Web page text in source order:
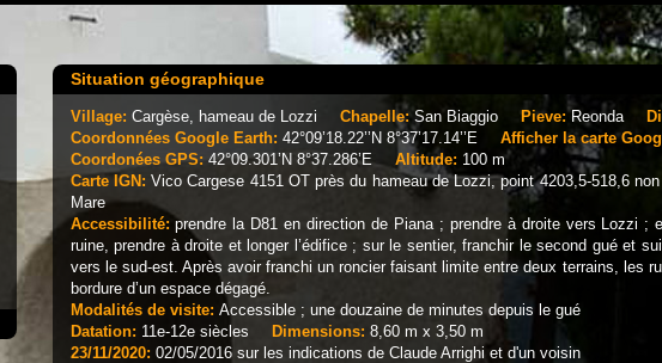
Situation géographique
Village: Cargèse, hameau de Lozzi Chapelle:San Biaggio Pieve:Reonda
Coordonnées Google Earth: 42°09’18.22’’N 8°37’17.14’’E
Afficher la carte
Coordonées GPS: 42°09.301’N 8°37.286’E Altitude: 100 m
Carte IGN: Vico Cargese 4151 OT près du hameau de Lozzi, point 4203,5-518,6
Mare
Accessibilité:prendre la D81 en direction de Piana ; prendre à droite vers Lozzi ;
ruine, prendre à droite et longer l’édifice ; sur le sentier, franchir le second gué et
vers le sud-est. Après avoir franchi un roncier faisant limite entre deux terrains, les
bordure d’un espace dégagé.
Modalités de visite: Accessible ; une douzaine de minutes depuis le gué
Datation: 11e-12e siècles Dimensions: 8,60 m x 3,50 m
23/11/2020: 02/05/2016 sur les indications de Claude Arrighi et d'un voisin